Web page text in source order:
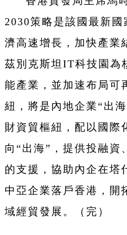
2030策略是該國最新
濟高速增長，加快產業
茲別克斯坦IT科技園為
能產業，並加速布局可
紐，將是內地企業“出
財資貿樞紐，配以國際
向“出海”，提供投融資
的支援，協助內企在塔
中亞企業落戶香港，開
域經貿發展。（完）